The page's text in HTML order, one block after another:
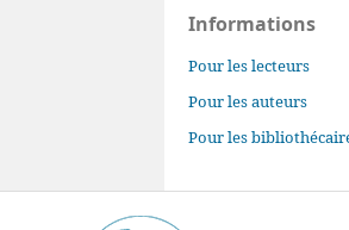
Informations
Pour les lecteurs
Pour les auteurs
Pour les